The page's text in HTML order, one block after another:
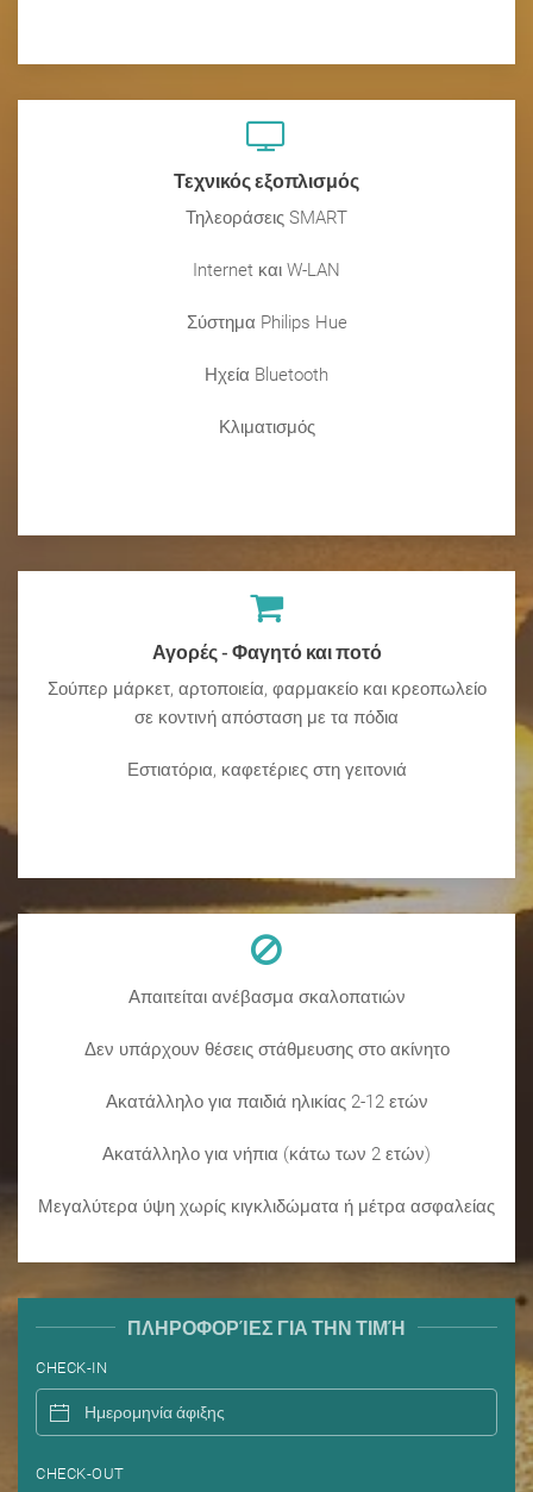
Τεχνικός εξοπλισμός
Τηλεοράσεις SMART
Internet και W-LAN
Σύστημα Philips Hue
Ηχεία Bluetooth
Κλιματισμός
Αγορές - Φαγητό και ποτό
Σούπερ μάρκετ, αρτοποιεία, φαρμακείο και κρεοπωλείο
σε κοντινή απόσταση με τα πόδια
Εστιατόρια, καφετέριες στη γειτονιά
Απαιτείται ανέβασμα σκαλοπατιών
Δεν υπάρχουν θέσεις στάθμευσης στο ακίνητο
Ακατάλληλο για παιδιά ηλικίας 2-12 ετών
Ακατάλληλο για νήπια (κάτω των 2 ετών)
Μεγαλύτερα ύψη χωρίς κιγκλιδώματα ή μέτρα ασφαλείας
ΠΛΗΡΟΦΟΡΊΕΣ ΓΙΑ ΤΗΝ ΤΙΜΉ
CHECK-IN
CHECK-OUT